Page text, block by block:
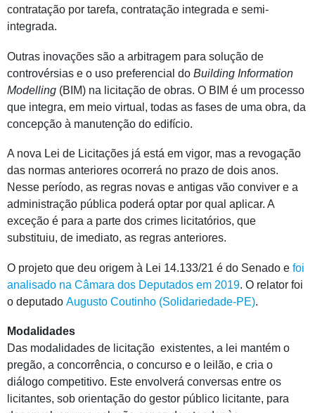
contratação por tarefa, contratação integrada e semi-
integrada.
Outras inovações são a arbitragem para solução de
controvérsias e o uso preferencial do Building Information
Modelling (BIM) na licitação de obras. O BIM é um processo
que integra, em meio virtual, todas as fases de uma obra, da
concepção à manutenção do edifício.
A nova Lei de Licitações já está em vigor, mas a revogação
das normas anteriores ocorrerá no prazo de dois anos.
Nesse período, as regras novas e antigas vão conviver e a
administração pública poderá optar por qual aplicar. A
exceção é para a parte dos crimes licitatórios, que
substituiu, de imediato, as regras anteriores.
O projeto que deu origem à Lei 14.133/21 é do Senado e foi
analisado na Câmara dos Deputados em 2019. O relator foi
o deputado Augusto Coutinho (Solidariedade-PE).
Modalidades
Das modalidades de licitação existentes, a lei mantém o
pregão, a concorrência, o concurso e o leilão, e cria o
diálogo competitivo. Este envolverá conversas entre os
licitantes, sob orientação do gestor público licitante, para